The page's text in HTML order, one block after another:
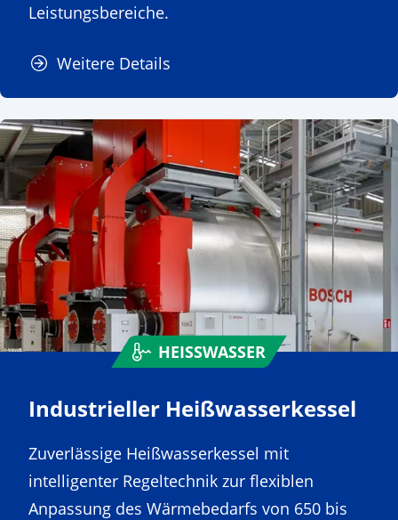
Leistungsbereiche.
Weitere Details
HEISSWASSER
Industrieller Heißwasserkessel
Zuverlässige Heißwasserkessel mit
intelligenter Regeltechnik zur flexiblen
Anpassung des Wärmebedarfs von 650 bis